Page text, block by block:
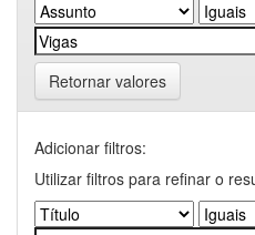
Retornar valores
Adicionar filtros:
Utilizar filtros para refinar o